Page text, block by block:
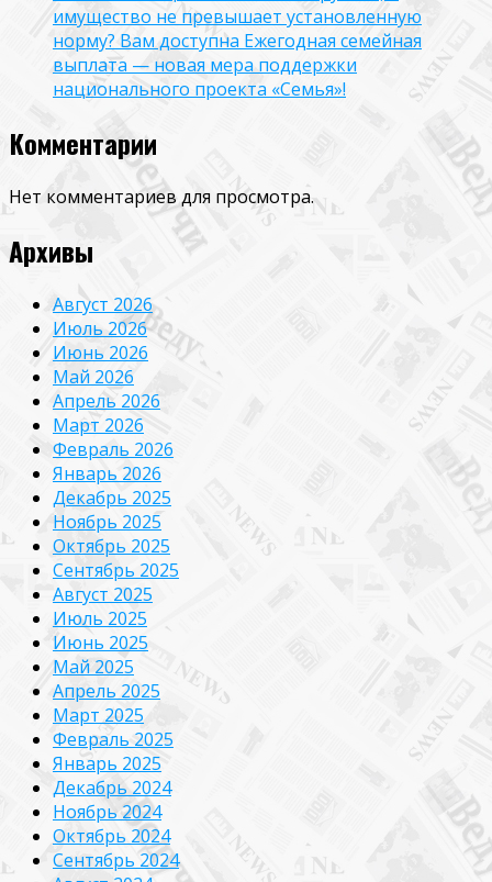
имущество не превышает установленную
норму? Вам доступна Ежегодная семейная
выплата — новая мера поддержки
национального проекта «Семья»!
Комментарии
Нет комментариев для просмотра.
Архивы
Август 2026
Июль 2026
Июнь 2026
Май 2026
Апрель 2026
Март 2026
Февраль 2026
Январь 2026
Декабрь 2025
Ноябрь 2025
Октябрь 2025
Сентябрь 2025
Август 2025
Июль 2025
Июнь 2025
Май 2025
Апрель 2025
Март 2025
Февраль 2025
Январь 2025
Декабрь 2024
Ноябрь 2024
Октябрь 2024
Сентябрь 2024